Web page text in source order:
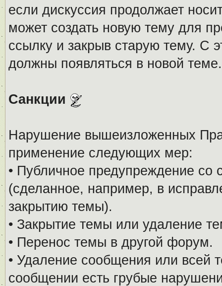
если дискуссия продолжает
может создать новую тему для
ссылку и закрыв старую тему. С
должны появляться в новой теме.
Санкции
Нарушение вышеизложенных
применение следующих мер:
• Публичное предупреждение
(сделанное, например, в
закрытию темы).
• Закрытие темы или удаление
• Перенос темы в другой форум.
• Удаление сообщения или всей
сообщении есть грубые